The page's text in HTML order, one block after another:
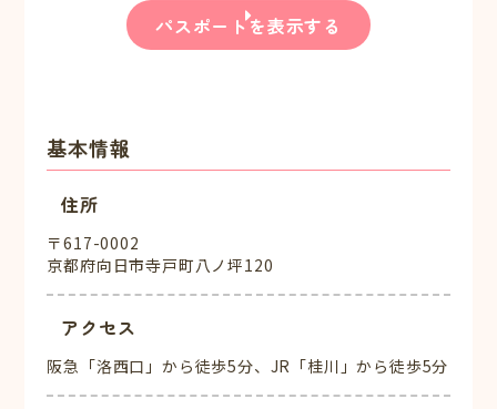
パスポートを表示する
基本情報
住所
〒617-0002
京都府向日市寺戸町八ノ坪120
アクセス
阪急「洛西口」から徒歩5分、JR「桂川」から徒歩5分